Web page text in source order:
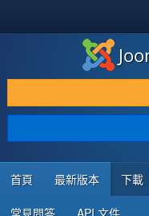
下載 & 擴充
發現 & 學習
社群 & 支援
程式者資源
首頁 最新版本 下載
常見問答 API 文件